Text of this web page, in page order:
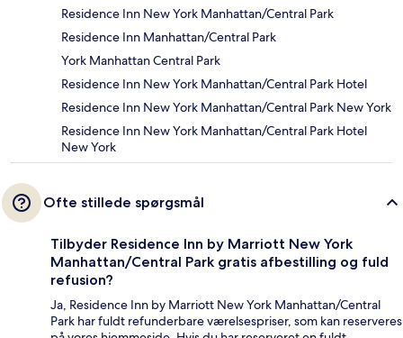
Residence Inn New York Manhattan/Central Park
Residence Inn Manhattan/Central Park
York Manhattan Central Park
Residence Inn New York Manhattan/Central Park Hotel
Residence Inn New York Manhattan/Central Park New York
Residence Inn New York Manhattan/Central Park Hotel
New York
Ofte stillede spørgsmål
Tilbyder Residence Inn by Marriott New York
Manhattan/Central Park gratis afbestilling og fuld
refusion?
Ja, Residence Inn by Marriott New York Manhattan/Central
Park har fuldt refunderbare værelsespriser, som kan reserveres